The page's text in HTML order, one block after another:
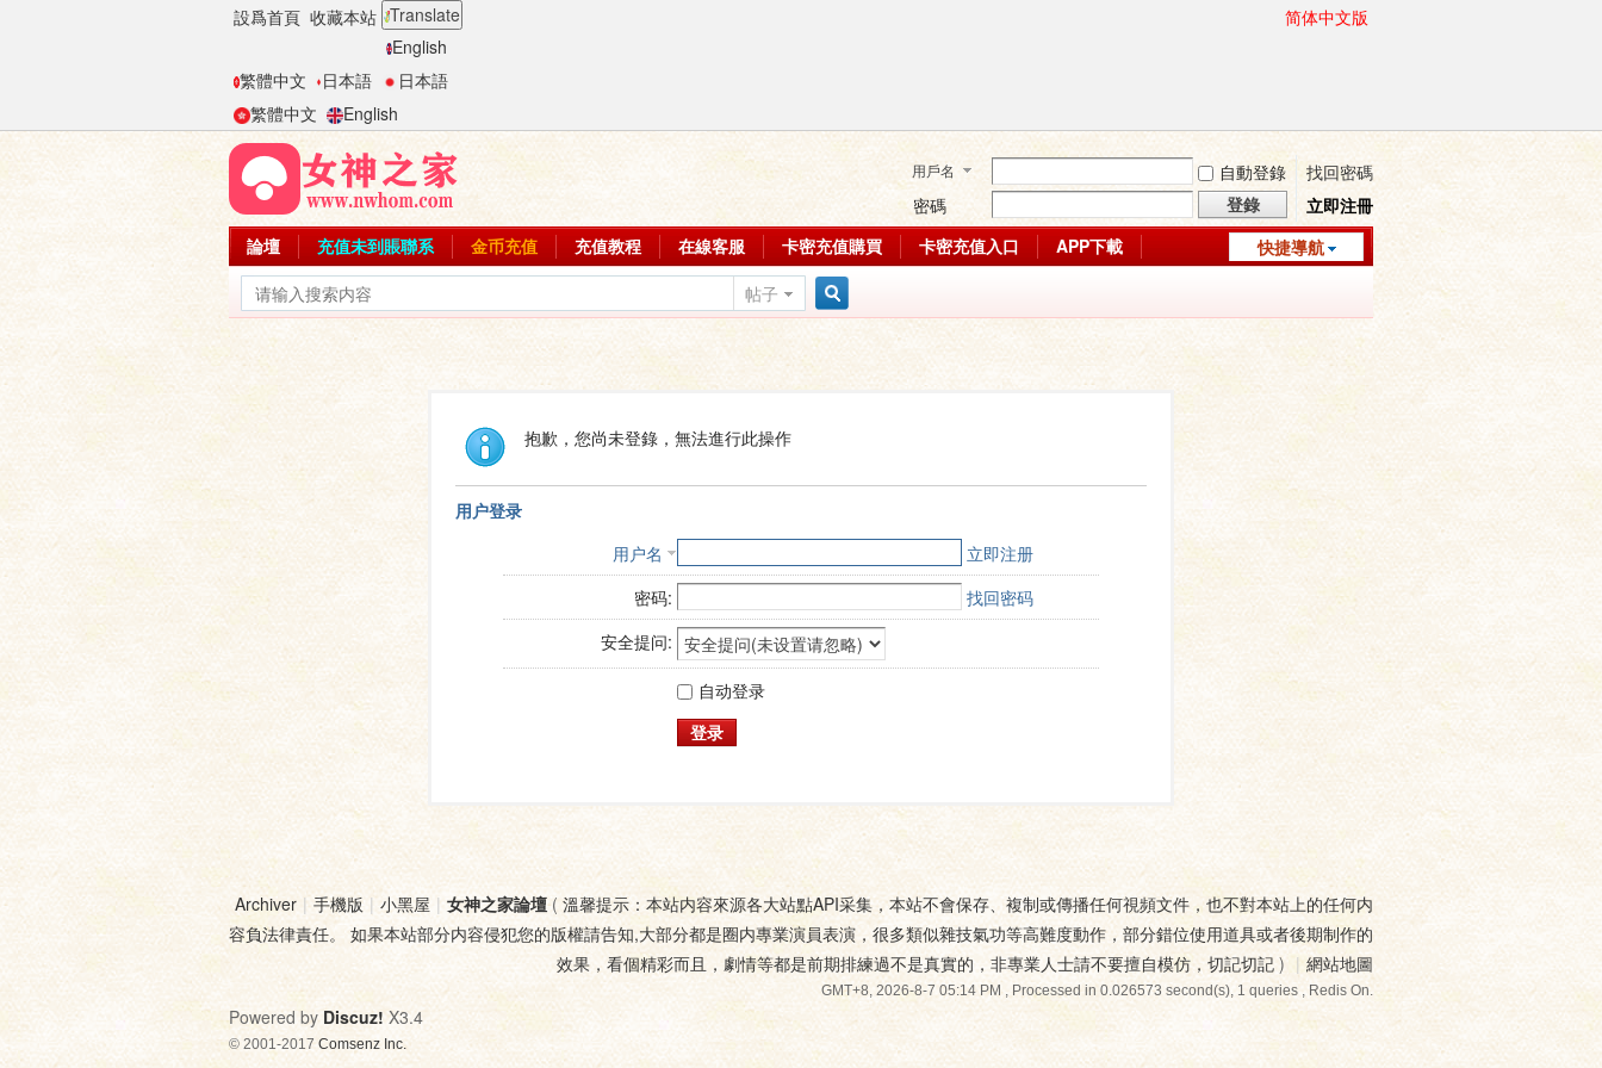
設爲首頁 收藏本站 Translate
English
繁體中文
日本語
日本語
繁體中文
English
简体中文版
用戶名 自動登錄
找回密碼
密碼
登錄
立即注冊
快捷導航
論壇 充值未到賬聯系 金币充值 充值教程 在線客服 卡密充值購買 卡密充值入口
APP下載
帖子
抱歉，您尚未登錄，無法進行此操作
用户登录
用户名
立即注册
密码:
找回密码
安全提问:
自动登录
登录
Archiver | 手機版 | 小黑屋 | 女神之家論壇( 溫馨提示：本站内容來源各大站點API采集，本站不會保存、複制或傳播任何視頻文件，也不對本站上的任何内
容負法律責任。 如果本站部分内容侵犯您的版權請告知,大部分都是圈内專業演員表演，很多類似雜技氣功等高難度動作，部分錯位使用道具或者後期制作的
效果，看個精彩而且，劇情等都是前期排練過不是真實的，非專業人士請不要擅自模仿，切記切記 ) | 網站地圖
GMT+8, 2026-8-7 05:14 PM, Processed in 0.026573 second(s), 1 queries , Redis On.
Powered by Discuz! X3.4
© 2001-2017 Comsenz Inc.